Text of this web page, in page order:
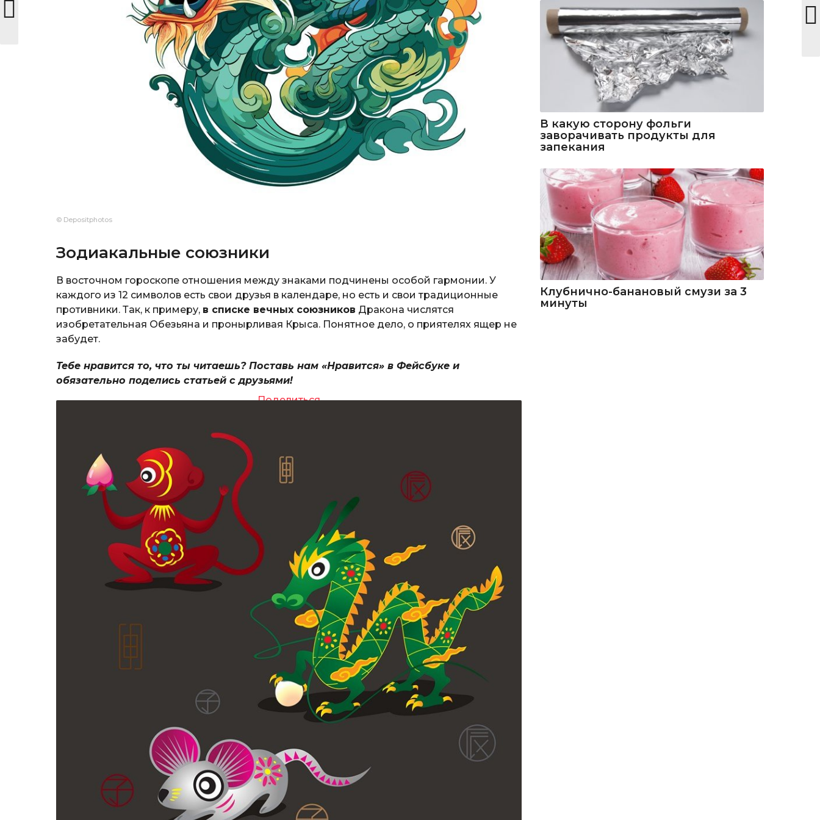
© Depositphotos
Зодиакальные союзники
В восточном гороскопе отношения между знаками подчинены особой гармонии. У
каждого из 12 символов есть свои друзья в календаре, но есть и свои традиционные
противники. Так, к примеру, в списке вечных союзников Дракона числятся
изобретательная Обезьяна и пронырливая Крыса. Понятное дело, о приятелях ящер не
забудет.
Тебе нравится то, что ты читаешь? Поставь нам «Нравится» в Фейсбуке и
обязательно поделись статьей с друзьями!
Поделиться
В какую сторону фольги
заворачивать продукты для
запекания
Клубнично-банановый смузи за 3
минуты